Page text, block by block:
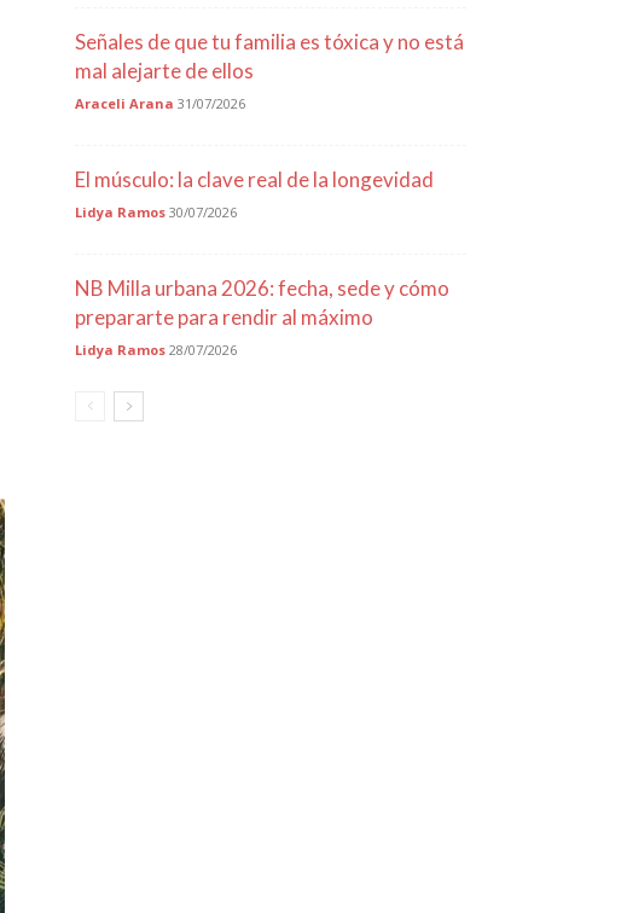
Señales de que tu familia es tóxica y no está
mal alejarte de ellos
Araceli Arana 31/07/2026
El músculo: la clave real de la longevidad
Lidya Ramos 30/07/2026
NB Milla urbana 2026: fecha, sede y cómo
prepararte para rendir al máximo
Lidya Ramos 28/07/2026